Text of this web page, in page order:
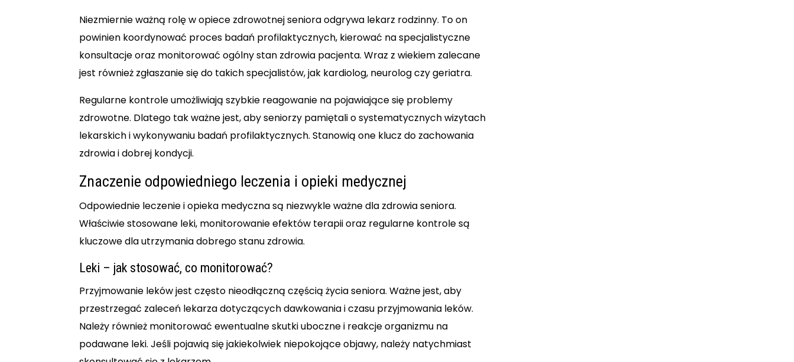
Niezmiernie ważną rolę w opiece zdrowotnej seniora odgrywa lekarz rodzinny. To on
powinien koordynować proces badań profilaktycznych, kierować na specjalistyczne
konsultacje oraz monitorować ogólny stan zdrowia pacjenta. Wraz z wiekiem zalecane
jest również zgłaszanie się do takich specjalistów, jak kardiolog, neurolog czy geriatra.
Regularne kontrole umożliwiają szybkie reagowanie na pojawiające się problemy
zdrowotne. Dlatego tak ważne jest, aby seniorzy pamiętali o systematycznych wizytach
lekarskich i wykonywaniu badań profilaktycznych. Stanowią one klucz do zachowania
zdrowia i dobrej kondycji.
Znaczenie odpowiedniego leczenia i opieki medycznej
Odpowiednie leczenie i opieka medyczna są niezwykle ważne dla zdrowia seniora.
Właściwie stosowane leki, monitorowanie efektów terapii oraz regularne kontrole są
kluczowe dla utrzymania dobrego stanu zdrowia.
Leki – jak stosować, co monitorować?
Przyjmowanie leków jest często nieodłączną częścią życia seniora. Ważne jest, aby
przestrzegać zaleceń lekarza dotyczących dawkowania i czasu przyjmowania leków.
Należy również monitorować ewentualne skutki uboczne i reakcje organizmu na
podawane leki. Jeśli pojawią się jakiekolwiek niepokojące objawy, należy natychmiast